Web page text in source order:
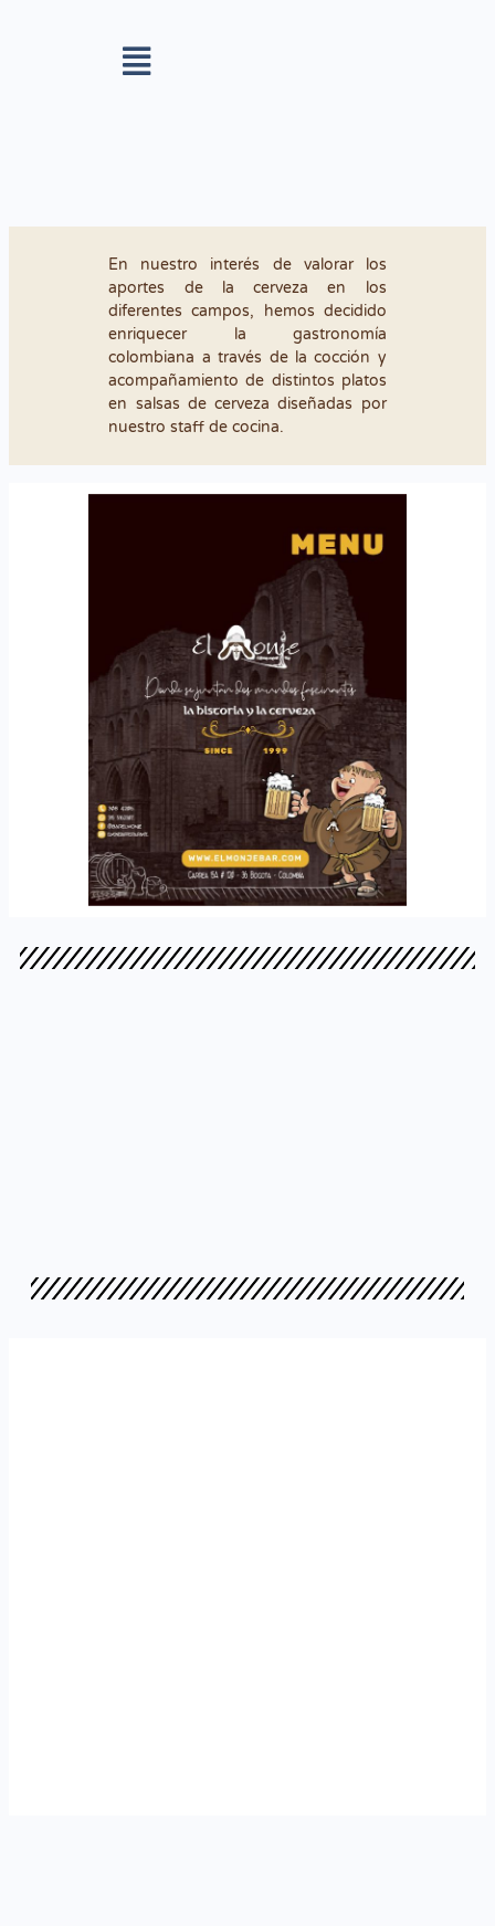
En nuestro interés de valorar los
aportes de la cerveza en los
diferentes campos, hemos decidido
enriquecer la gastronomía
colombiana a través de la cocción y
acompañamiento de distintos platos
en salsas de cerveza diseñadas por
nuestro staff de cocina.